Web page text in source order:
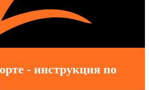
- инструкция по